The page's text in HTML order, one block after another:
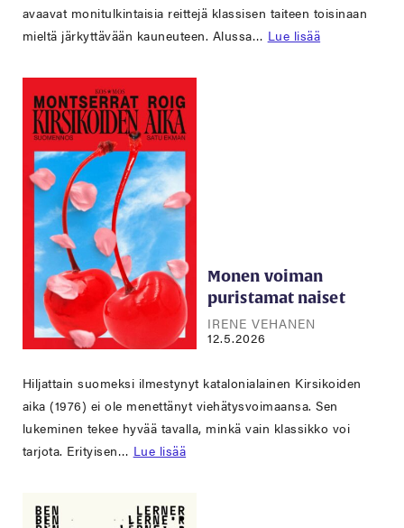
avaavat monitulkintaisia reittejä klassisen taiteen toisinaan
mieltä järkyttävään kauneuteen. Alussa… Lue lisää
Monen voiman
puristamat naiset
IRENE VEHANEN
12.5.2026
Hiljattain suomeksi ilmestynyt katalonialainen Kirsikoiden
aika (1976) ei ole menettänyt viehätysvoimaansa. Sen
lukeminen tekee hyvää tavalla, minkä vain klassikko voi
tarjota. Erityisen… Lue lisää